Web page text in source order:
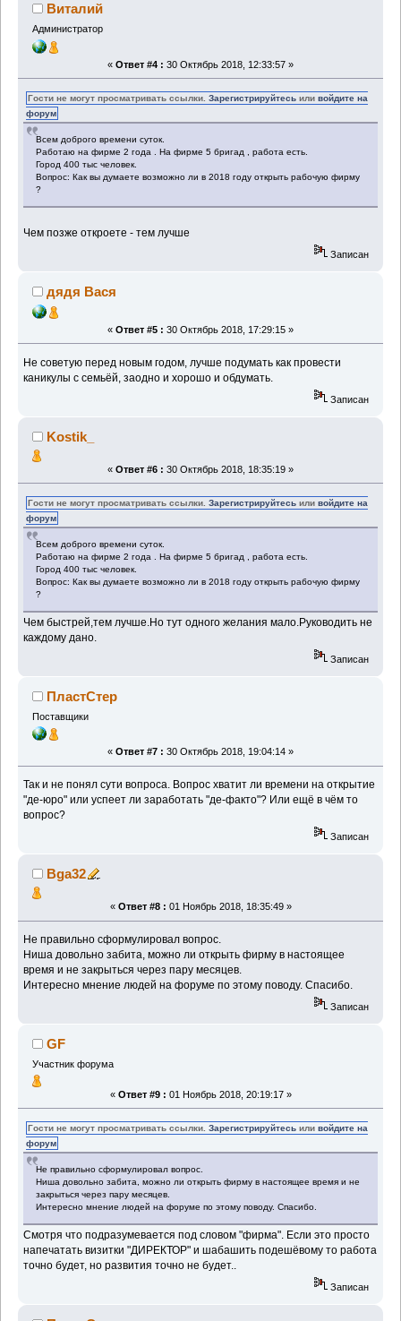
Виталий
Администратор
« Ответ #4 : 30 Октябрь 2018, 12:33:57 »
Гости не могут просматривать ссылки.Зарегистрируйтесь иливойдите на
форум
Всем доброго времени суток.
Работаю на фирме 2 года . На фирме 5 бригад , работа есть.
Город 400 тыс человек.
Вопрос: Как вы думаете возможно ли в 2018 году открыть рабочую фирму
?
Чем позже откроете - тем лучше
Записан
дядя Вася
« Ответ #5 : 30 Октябрь 2018, 17:29:15 »
Не советую перед новым годом, лучше подумать как провести
каникулы с семьёй, заодно и хорошо и обдумать.
Записан
Kostik_
« Ответ #6 : 30 Октябрь 2018, 18:35:19 »
Гости не могут просматривать ссылки.Зарегистрируйтесь иливойдите на
форум
Всем доброго времени суток.
Работаю на фирме 2 года . На фирме 5 бригад , работа есть.
Город 400 тыс человек.
Вопрос: Как вы думаете возможно ли в 2018 году открыть рабочую фирму
?
Чем быстрей,тем лучше.Но тут одного желания мало.Руководить не
каждому дано.
Записан
ПластСтер
Поставщики
« Ответ #7 : 30 Октябрь 2018, 19:04:14 »
Так и не понял сути вопроса. Вопрос хватит ли времени на открытие
"де-юро" или успеет ли заработать "де-факто"? Или ещё в чём то
вопрос?
Записан
Bga32
« Ответ #8 : 01 Ноябрь 2018, 18:35:49 »
Не правильно сформулировал вопрос.
Ниша довольно забита, можно ли открыть фирму в настоящее
время и не закрыться через пару месяцев.
Интересно мнение людей на форуме по этому поводу. Спасибо.
Записан
GF
Участник форума
« Ответ #9 : 01 Ноябрь 2018, 20:19:17 »
Гости не могут просматривать ссылки.Зарегистрируйтесь иливойдите на
форум
Не правильно сформулировал вопрос.
Ниша довольно забита, можно ли открыть фирму в настоящее время и не
закрыться через пару месяцев.
Интересно мнение людей на форуме по этому поводу. Спасибо.
Смотря что подразумевается под словом "фирма". Если это просто
напечатать визитки "ДИРЕКТОР" и шабашить подешёвому то работа
точно будет, но развития точно не будет..
Записан